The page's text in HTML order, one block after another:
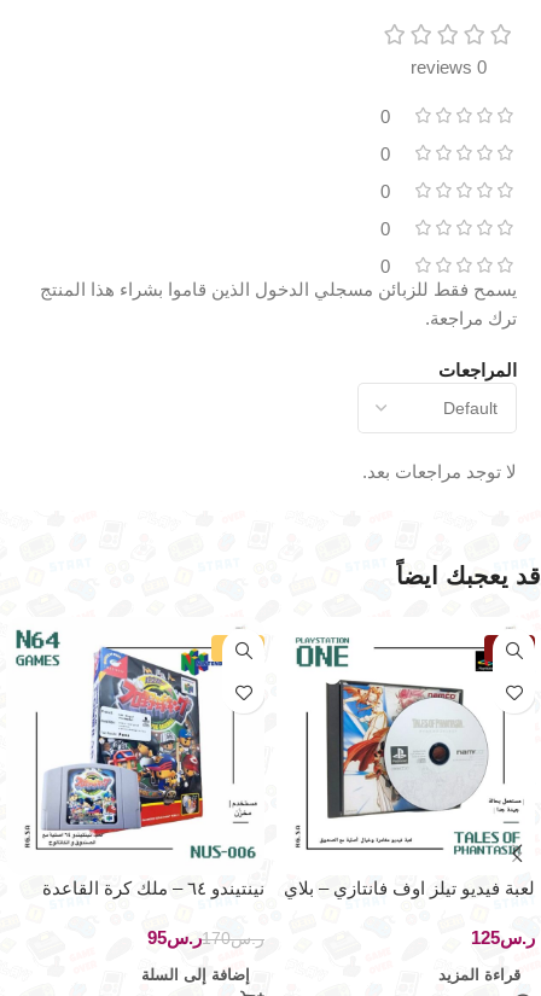
0 reviews
0
0
0
0
0
المراجعات
لا توجد مراجعات بعد.
يسمح فقط للزبائن مسجلي الدخول الذين قاموا بشراء هذا المنتج
ترك مراجعة.
قد يعجبك ايضاً
نفذت
لعبة فيديو تيلز اوف فانتازي – بلاي
ر.س
قراءة المزيد
-44%
نينتيندو ٦٤ – ملك كرة القاعدة
ر.س170ر.س95
إضافة إلى السلة